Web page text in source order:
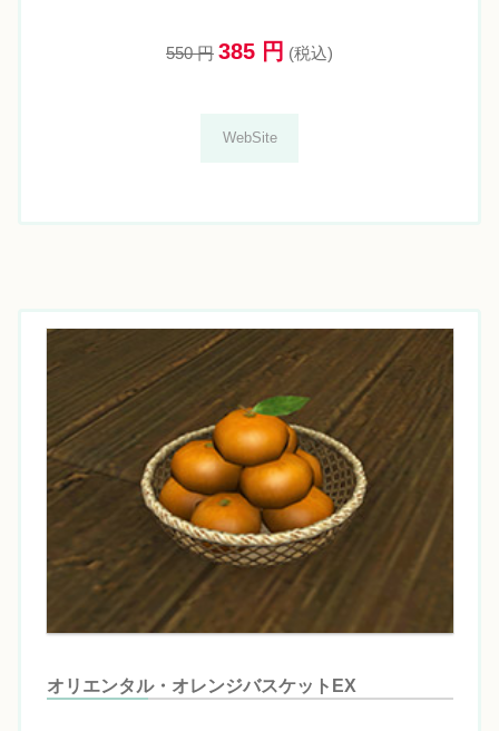
550 円 385 円 (税込)
WebSite
オリエンタル・オレンジバスケットEX